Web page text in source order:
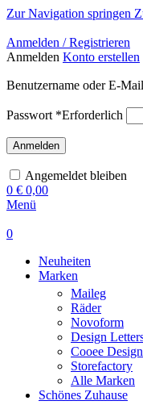
Zur Navigation springen
Versandkostenfreie
Anmelden / Registrieren
Anmelden Konto erstellen
Benutzername oder E-
Passwort *Erforderlich
Anmelden
Angemeldet bleiben
0 € 0,00
Menü
0
Neuheiten
Marken
Maileg
Räder
Novoform
Design
Cooee Design
Storefactory
Alle Marken
Schönes Zuhause